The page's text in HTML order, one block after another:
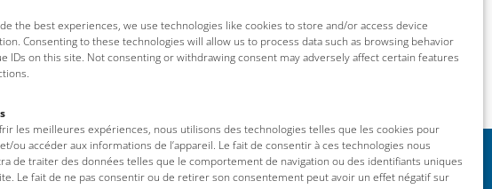
the best experiences, we use technologies like cookies to store and/or access device
Consenting to these technologies will allow us to process data such as browsing behavior
IDs on this site. Not consenting or withdrawing consent may adversely affect certain features
les meilleures expériences, nous utilisons des technologies telles que les cookies pour
ou accéder aux informations de l’appareil. Le fait de consentir à ces technologies nous
de traiter des données telles que le comportement de navigation ou des identifiants uniques
Le fait de ne pas consentir ou de retirer son consentement peut avoir un effet négatif sur